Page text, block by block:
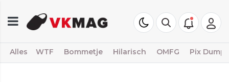
Alles WTF Bommetje Hilarisch OMFG Pix Dump